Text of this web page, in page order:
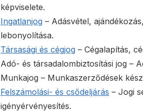
képviselete.
Ingatlanjog – Adásvétel,
lebonyolítása.
Társasági és cégjog – Cégalapítás,
Adó- és társadalombiztosítási jog –
Munkajog – Munkaszerződések
Felszámolási- és csődeljárás – Jogi
igényérvényesítés.